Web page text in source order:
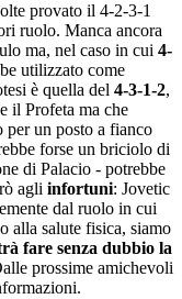
provato il 4-2-3-1
ruolo. Manca ancora
ma, nel caso in cui 4-
utilizzato come
è quella del 4-3-1-2,
il Profeta ma che
per un posto a fianco
forse un briciolo di
di Palacio - potrebbe
agli infortuni: Jovetic
dal ruolo in cui
alla salute fisica, siamo
fare senza dubbio la
prossime amichevoli